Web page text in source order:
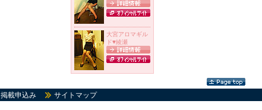
大宮アロマギル
ド♥綾瀬
掲載申込み
サイトマップ